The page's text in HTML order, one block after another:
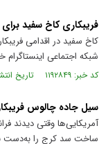
فریبکاری کاخ سفید
شبکه اجتماعی اینستاگرام
کد خبر: ۱۱۹۲۸۴۹ تاریخ انتشار : ۱۴۰۲/۰۷/۲۸
سیل جاده چالوس
آمریکایی‌ها وقتی دیدند
ساخت سد کرج را به‌دست